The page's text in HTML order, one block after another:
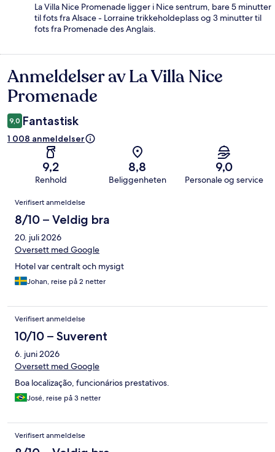
La Villa Nice Promenade ligger i Nice sentrum, bare 5 minutter
til fots fra Alsace - Lorraine trikkeholdeplass og 3 minutter til
fots fra Promenade des Anglais.
Anmeldelser
Anmeldelser av La Villa Nice
Promenade
9,0 Fantastisk
1 008 anmeldelser
9,2
Renhold
8,8
Beliggenheten
9,0
Personale og service
Anmeldelser
Verifisert anmeldelse
8/10 – Veldig bra
20. juli 2026
Oversett med Google
Hotel var centralt och mysigt
Johan, reise på 2 netter
Verifisert anmeldelse
10/10 – Suverent
6. juni 2026
Oversett med Google
Boa localização, funcionários prestativos.
José, reise på 3 netter
Verifisert anmeldelse